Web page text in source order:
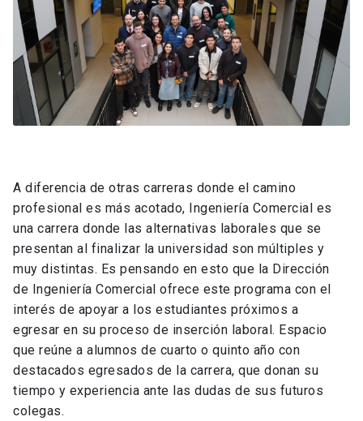
A diferencia de otras carreras donde el camino
profesional es más acotado, Ingeniería Comercial es
una carrera donde las alternativas laborales que se
presentan al finalizar la universidad son múltiples y
muy distintas. Es pensando en esto que la Dirección
de Ingeniería Comercial ofrece este programa con el
interés de apoyar a los estudiantes próximos a
egresar en su proceso de inserción laboral. Espacio
que reúne a alumnos de cuarto o quinto año con
destacados egresados de la carrera, que donan su
tiempo y experiencia ante las dudas de sus futuros
colegas.